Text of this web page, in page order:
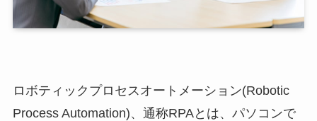
ロボティックプロセスオートメーション(Robotic
Process Automation)、通称RPAとは、パソコンで